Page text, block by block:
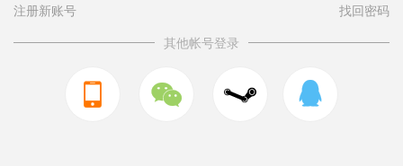
注册新账号
找回密码
其他帐号登录
  